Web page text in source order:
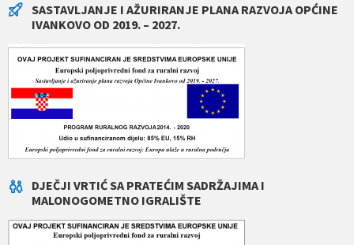
SASTAVLJANJE I AŽURIRANJE PLANA RAZVOJA OPĆINE
IVANKOVO OD 2019. – 2027.
DJEČJI VRTIĆ SA PRATEĆIM SADRŽAJIMA I
MALONOGOMETNO IGRALIŠTE